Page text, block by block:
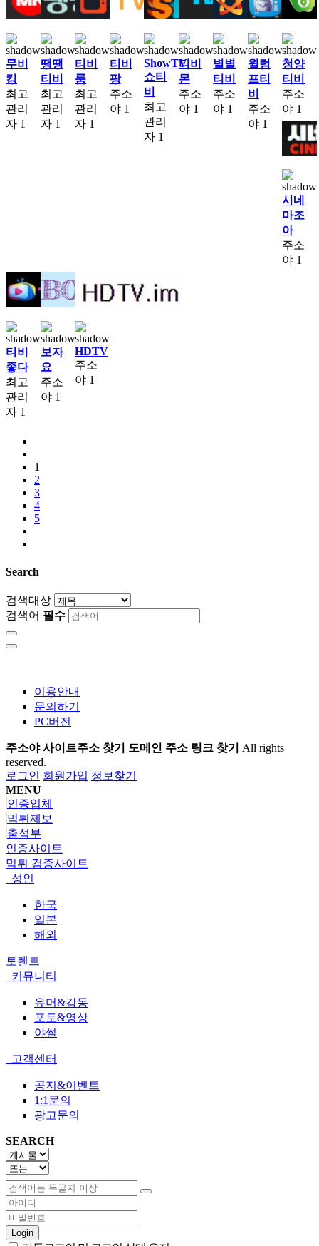
무비
킹
최고
관리
자 1
땡땡
티비
최고
관리
자 1
티비
룸
최고
관리
자 1
티비
팡
주소
야 1
ShowTV
쇼티
비
최고
관리
자 1
티비
몬
주소
야 1
별별
티비
주소
야 1
윌럼
프티
비
주소
야 1
청양
티비
주소
야 1
시네
마조
아
주소
야 1
티비
좋다
최고
관리
자 1
보자
요
주소
야 1
HDTV
주소
야 1
1
2
3
4
5
Search
검색대상
검색어 필수
이용안내
문의하기
PC버전
주소야 사이트주소 찾기 도메인 주소 링크 찾기 All rights
reserved.
로그인 회원가입 정보찾기
MENU
인증업체
먹튀제보
출석부
인증사이트
먹튀 검증사이트
성인
한국
일본
해외
토렌트
커뮤니티
유머&감동
포토&영상
야썰
고객센터
공지&이벤트
1:1문의
광고문의
SEARCH
Login